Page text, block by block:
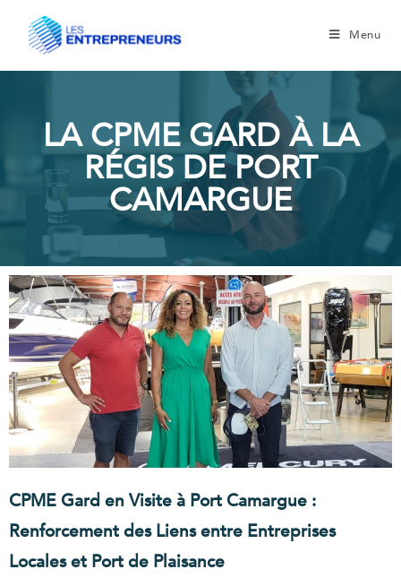
Menu
LA CPME GARD À LA
RÉGIS DE PORT
CAMARGUE
CPME Gard en Visite à Port Camargue :
Renforcement des Liens entre Entreprises
Locales et Port de Plaisance